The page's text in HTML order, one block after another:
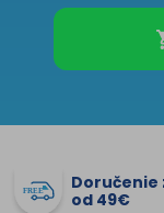
Doručenie
od 49€